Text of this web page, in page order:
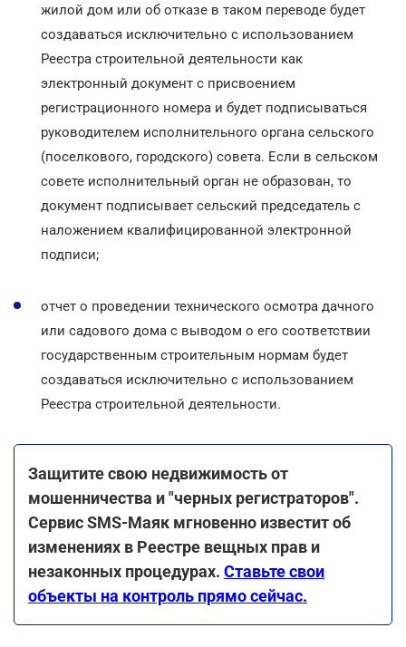
жилой дом или об отказе в таком переводе будет
создаваться исключительно с использованием
Реестра строительной деятельности как
электронный документ с присвоением
регистрационного номера и будет подписываться
руководителем исполнительного органа сельского
(поселкового, городского) совета. Если в сельском
совете исполнительный орган не образован, то
документ подписывает сельский председатель с
наложением квалифицированной электронной
подписи;
отчет о проведении технического осмотра дачного
или садового дома с выводом о его соответствии
государственным строительным нормам будет
создаваться исключительно с использованием
Реестра строительной деятельности.
Защитите свою недвижимость от
мошенничества и "черных регистраторов".
Сервис SMS-Маяк мгновенно известит об
изменениях в Реестре вещных прав и
незаконных процедурах. Ставьте свои
объекты на контроль прямо сейчас.